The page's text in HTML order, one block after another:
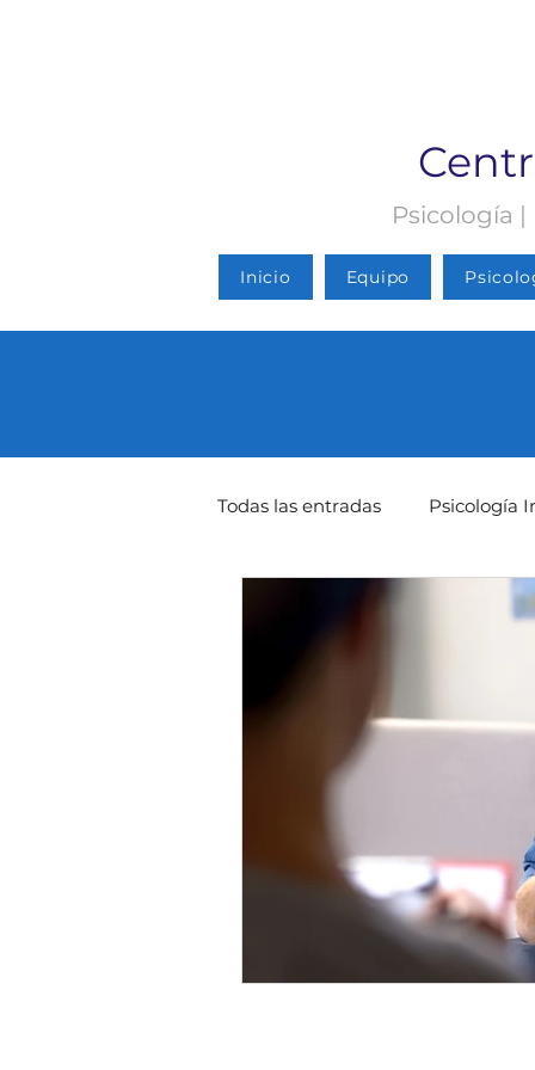
Psicología |
Inicio Equipo
Todas las entradas Psicología
Psicología Infantil